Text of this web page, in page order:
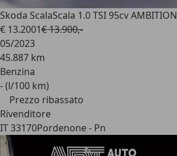
Skoda ScalaScala 1.0 TSI 95cv AMBITION
€ 13.2001€ 13.900,-
05/2023
45.887 km
Benzina
- (l/100 km)
Prezzo ribassato
Rivenditore
IT 33170Pordenone - Pn